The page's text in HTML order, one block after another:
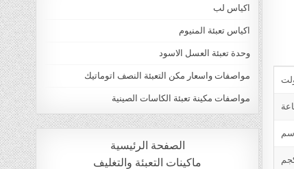
اكياس لب
اكياس تعبئة المنيوم
وحدة تعبئة العسل الاسود
مواصفات واسعار مكن التعبئة النصف اتوماتيك
مواصفات مكينة تعبئة الكاسات الصينية
الصفحة الرئيسية
ماكينات التعبئة والتغليف